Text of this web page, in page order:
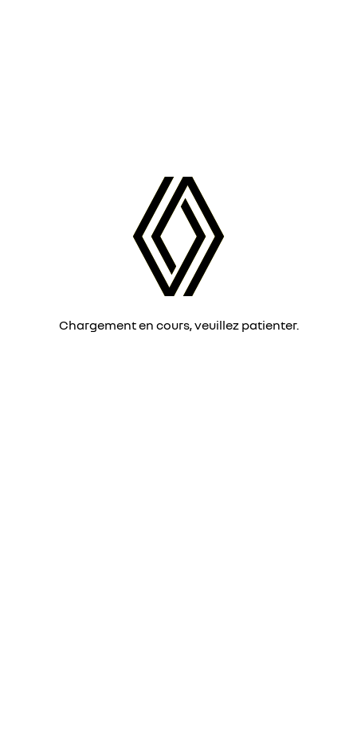
Chargement en cours, veuillez patienter.